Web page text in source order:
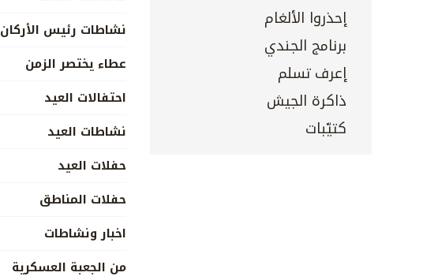
إحذروا الألغام
برنامج الجندي
إعرف تسلم
ذاكرة الجيش
كتيّبات
نشاطات رئيس الأركان
عطاء يختصر الزمن
احتفالات العيد
نشاطات العيد
حفلات العيد
حفلات المناطق
اخبار ونشاطات
من الجعبة العسكرية